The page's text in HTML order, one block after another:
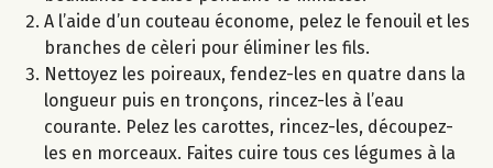
A l’aide d’un couteau économe, pelez le fenouil et les
branches de cèleri pour éliminer les fils.
Nettoyez les poireaux, fendez-les en quatre dans la
longueur puis en tronçons, rincez-les à l’eau
courante. Pelez les carottes, rincez-les, découpez-
les en morceaux. Faites cuire tous ces légumes à la